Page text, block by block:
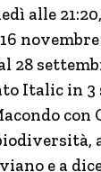
alle 21:20,
28
Italic in
con
e a